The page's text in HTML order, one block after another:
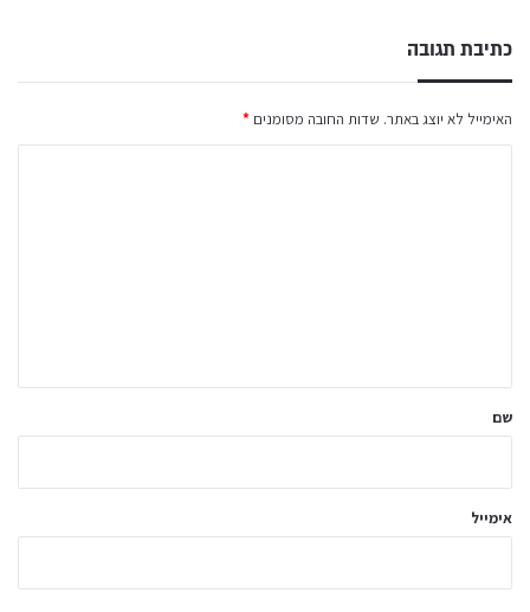
כתיבת תגובה
האימייל לא יוצג באתר. שדות החובה מסומנים *
ל
שם
אימייל